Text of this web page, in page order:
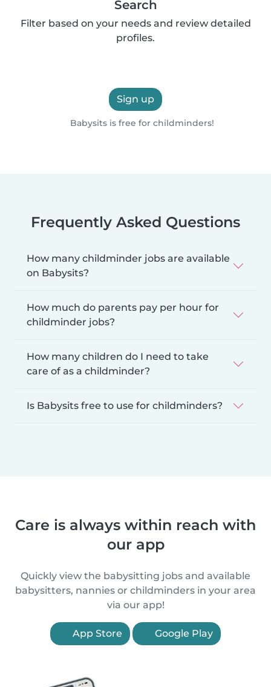
Search
Filter based on your needs and review detailed
profiles.
Sign up
Babysits is free for childminders!
Frequently Asked Questions
How many childminder jobs are available
on Babysits?
How much do parents pay per hour for
childminder jobs?
How many children do I need to take
care of as a childminder?
Is Babysits free to use for childminders?
Care is always within reach with
our app
Quickly view the babysitting jobs and available
babysitters, nannies or childminders in your area
via our app!
App Store Google Play